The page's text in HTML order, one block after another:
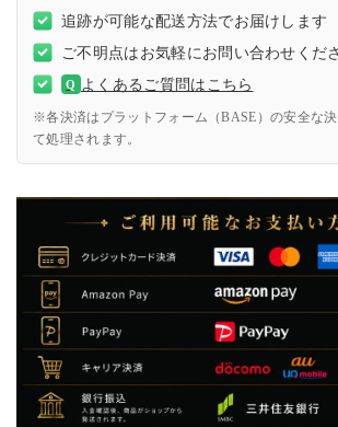
追跡が可能な配送方法でお届けします
ご不明点はお気軽にお問い合わせくだ
Q よくあるご質問はこちら
※各決済はプラットフォーム（BASE）の安全な
て処理されます。